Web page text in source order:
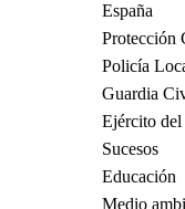
España
Protección
Policía
Guardia
Ejército
Sucesos
Educación
Medio